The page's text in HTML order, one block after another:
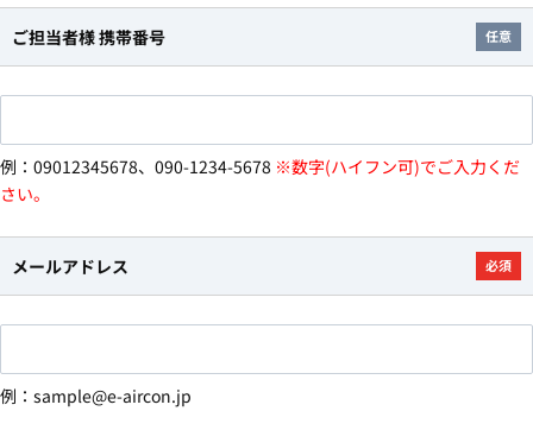
ご担当者様 携帯番号 任意
例：09012345678、090-1234-5678 ※数字(ハイフン可)でご入力くだ
さい。
メールアドレス 必須
例：sample@e-aircon.jp